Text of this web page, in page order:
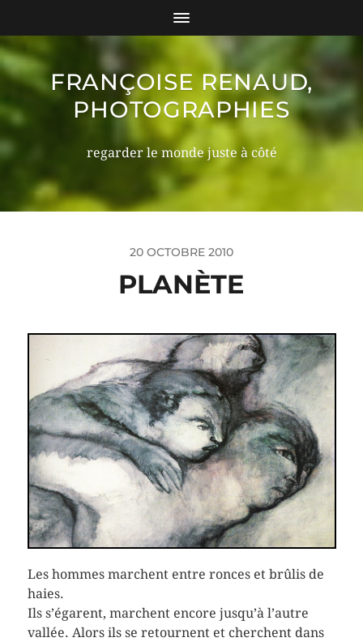
FRANÇOISE RENAUD,
PHOTOGRAPHIES
regarder le monde juste à côté
20 OCTOBRE 2010
PLANÈTE
Les hommes marchent entre ronces et brûlis de
haies.
Ils s’égarent, marchent encore jusqu’à l’autre
vallée. Alors ils se retournent et cherchent dans